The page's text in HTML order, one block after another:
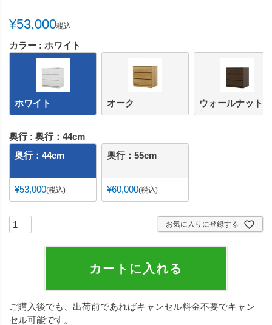
¥53,000税込
カラー ホワイト
ホワイト オーク ウォールナット
奥行
奥行：44cm
奥行：44cm
¥53,000 税込
奥行：55cm
¥60,000 税込
お気に入りに登録する
カートに入れる
ご購入後でも、出荷前であればキャンセル料金不要でキャン
セル可能です。